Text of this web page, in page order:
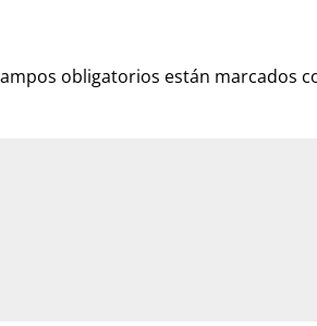
obligatorios están marcados